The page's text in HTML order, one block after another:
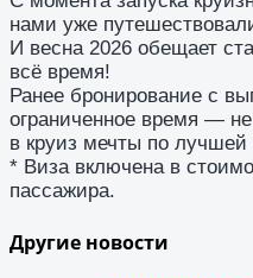
нами уже
И весна 2026 обещает
всё время!
Ранее бронирование с
ограниченное время —
в круиз мечты по лучшей
* Виза включена в
пассажира.
Другие новости